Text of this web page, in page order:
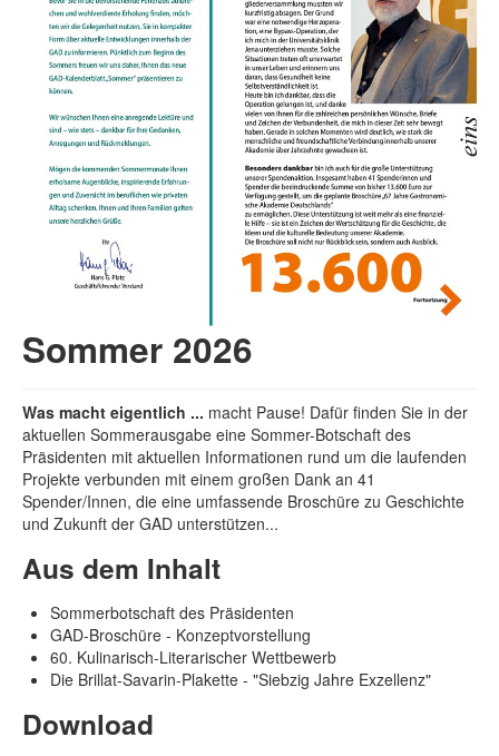
Sommer 2026
Was macht eigentlich ... macht Pause! Dafür finden Sie in der
aktuellen Sommerausgabe eine Sommer-Botschaft des
Präsidenten mit aktuellen Informationen rund um die laufenden
Projekte verbunden mit einem großen Dank an 41
Spender/Innen, die eine umfassende Broschüre zu Geschichte
und Zukunft der GAD unterstützen...
Aus dem Inhalt
Sommerbotschaft des Präsidenten
GAD-Broschüre - Konzeptvorstellung
60. Kulinarisch-Literarischer Wettbewerb
Die Brillat-Savarin-Plakette - "Siebzig Jahre Exzellenz"
Download